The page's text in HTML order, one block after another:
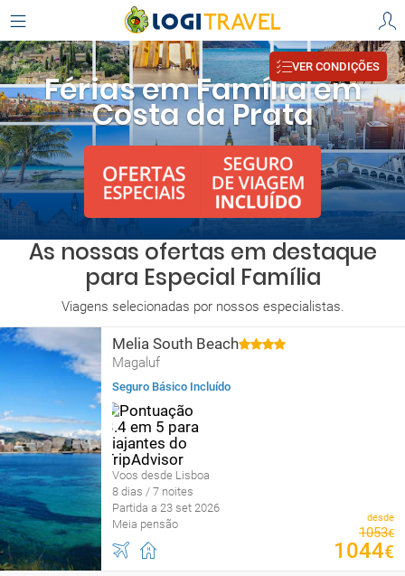
Férias em Família em
Costa da Prata
VER CONDIÇÕES
As nossas ofertas em destaque
para Especial Família
Viagens selecionadas por nossos especialistas.
Melia South Beach
Magaluf
Seguro Básico Incluído
Voos desde Lisboa
8 dias / 7 noites
Partida a 23 set 2026
Meia pensão
desde
1053€
1044€